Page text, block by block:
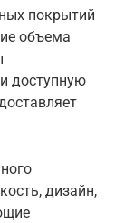
покрытий
объема
доступную
дизайн,